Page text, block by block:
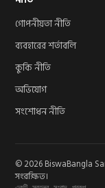
গোপনীয়তা নীতি
ব্যবহারের শর্তাবলি
কুকি নীতি
অভিযোগ
সংশোধন নীতি
© 2026 BiswaBangla
সংরক্ষিত।